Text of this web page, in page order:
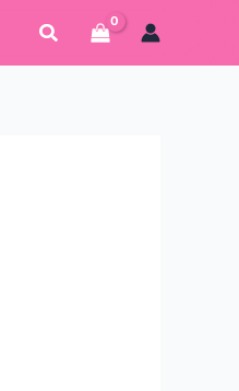
Paieška